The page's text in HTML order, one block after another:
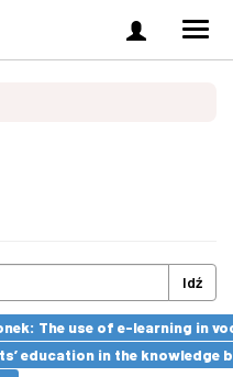
Zaloguj
się
Idź
The use of e-learning in
education in the knowledge